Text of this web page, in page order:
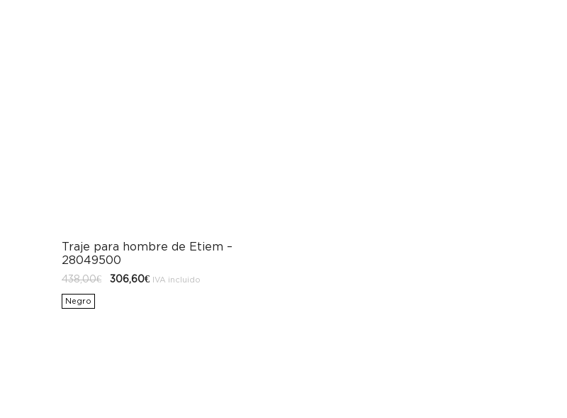
Traje para hombre de Etiem –
28049500
438,00€
El
precio
306,60€ElIVA incluido
Negro